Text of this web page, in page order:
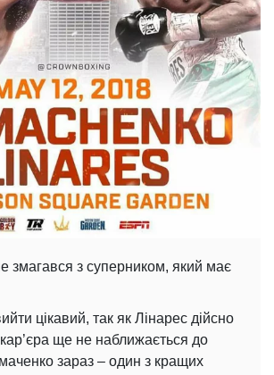
змагався з суперником, який має
цікавий, так як Лінарес дійсно
ще не наближається до
зараз – один з кращих